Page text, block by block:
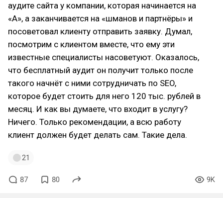
аудите сайта у компании, которая начинается на
«А», а заканчивается на «шманов и партнёры» и
посоветовал клиенту отправить заявку. Думал,
посмотрим с клиентом вместе, что ему эти
известные специалисты насоветуют. Оказалось,
что бесплатный аудит он получит только после
такого начнёт с ними сотрудничать по SEO,
которое будет стоить для него 120 тыс. рублей в
месяц. И как вы думаете, что входит в услугу?
Ничего. Только рекомендации, а всю работу
клиент должен будет делать сам. Такие дела.
21
87 80 9K